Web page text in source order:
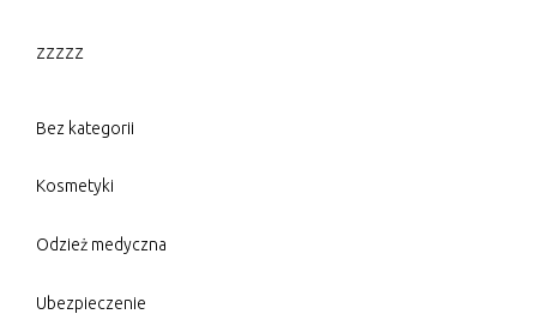
zzzzz
Bez kategorii
Kosmetyki
Odzież medyczna
Ubezpieczenie